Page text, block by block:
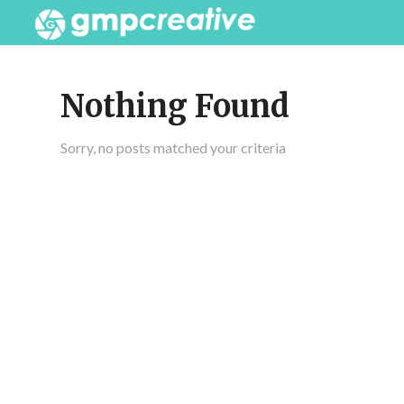
Nothing Found
Sorry, no posts matched your criteria